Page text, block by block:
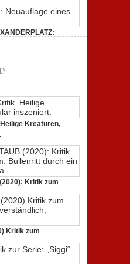
Kreaturen,
Kritik zum
durch ein
Kritik zum